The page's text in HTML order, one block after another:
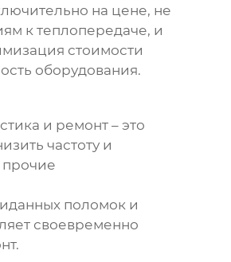
на цене, не
к теплопередаче, и
стоимости
оборудования.
и ремонт – это
частоту и
прочие
поломок и
своевременно